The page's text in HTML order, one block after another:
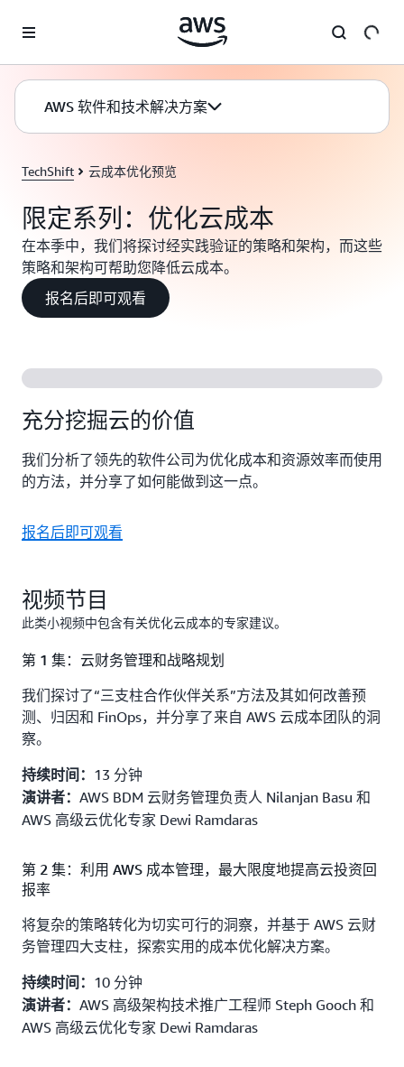
AWS 软件和技术解决方案
TechShift 云成本优化预览
限定系列：优化云成本
在本季中，我们将探讨经实践验证的策略和架构，而这些
策略和架构可帮助您降低云成本。
报名后即可观看
充分挖掘云的价值
我们分析了领先的软件公司为优化成本和资源效率而使用
的方法，并分享了如何能做到这一点。
报名后即可观看
视频节目
此类小视频中包含有关优化云成本的专家建议。
第 1 集：云财务管理和战略规划
我们探讨了“三支柱合作伙伴关系”方法及其如何改善预
测、归因和 FinOps，并分享了来自 AWS 云成本团队的洞
察。
持续时间： 13 分钟
演讲者： AWS BDM 云财务管理负责人 Nilanjan Basu 和
AWS 高级云优化专家 Dewi Ramdaras
第 2 集：利用 AWS 成本管理，最大限度地提高云投资回
报率
将复杂的策略转化为切实可行的洞察，并基于 AWS 云财
务管理四大支柱，探索实用的成本优化解决方案。
持续时间： 10 分钟
演讲者： AWS 高级架构技术推广工程师 Steph Gooch 和
AWS 高级云优化专家 Dewi Ramdaras